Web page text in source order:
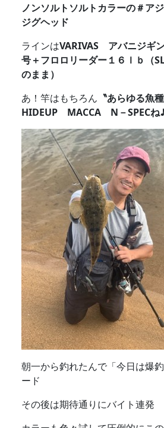
ノンソルトソルトカラーの＃ア
ジグヘッド
ラインはVARIVAS アバニジギ
号＋フロロリーダー１６ｌｂ（
のまま）
あ！竿はもちろん 〝あらゆる魚
HIDEUP MACCA N－SPECね
朝一から釣れたんで「今日は爆
ード
その後は期待通りにバイト連発